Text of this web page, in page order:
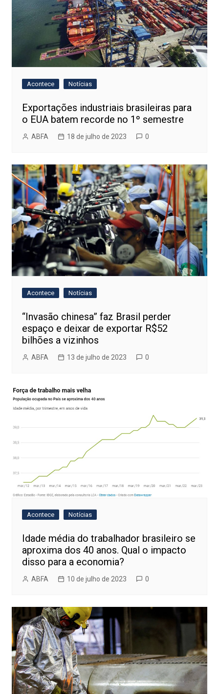
Acontece Notícias
Exportações industriais brasileiras para
o EUA batem recorde no 1º semestre
ABFA 18 de julho de 2023 0
Acontece Notícias
“Invasão chinesa” faz Brasil perder
espaço e deixar de exportar R$52
bilhões a vizinhos
ABFA 13 de julho de 2023 0
Acontece Notícias
Idade média do trabalhador brasileiro se
aproxima dos 40 anos. Qual o impacto
disso para a economia?
ABFA 10 de julho de 2023 0